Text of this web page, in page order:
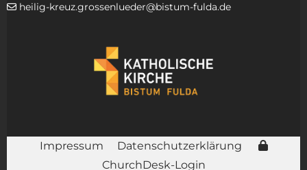
 heilig-kreuz.grossenlueder@bistum-fulda.de
Impressum
Datenschutzerklärung
ChurchDesk-Login